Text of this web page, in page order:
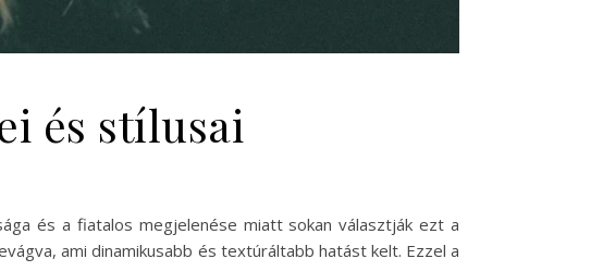
és stílusai
és a fiatalos megjelenése miatt sokan választják ezt a
ami dinamikusabb és textúráltabb hatást kelt. Ezzel a